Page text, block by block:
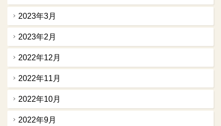
2023年3月
2023年2月
2022年12月
2022年11月
2022年10月
2022年9月